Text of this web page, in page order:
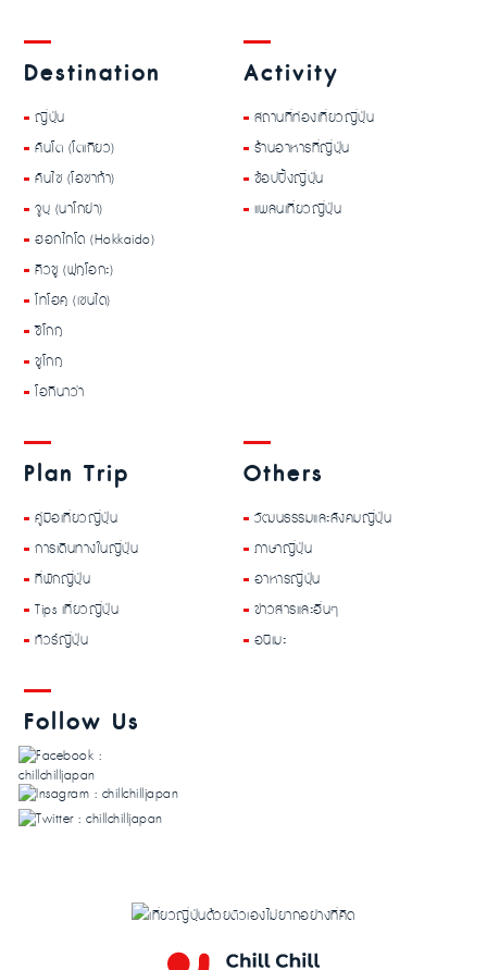
Destination
ญี่ปุ่น
คันโต (โตเกียว)
คันไซ (โอซาก้า)
จูบุ (นาโกย่า)
ฮอกไกโด (Hokkaido)
คิวชู (ฟุกุโอกะ)
โทโฮคุ (เซนได)
ชิโกกุ
ชูโกกุ
โอกินาว่า
Activity
สถานที่ท่องเที่ยวญี่ปุ่น
ร้านอาหารที่ญี่ปุ่น
ช้อปปิ้งญี่ปุ่น
แพลนเที่ยวญี่ปุ่น
Plan Trip
คู่มือเที่ยวญี่ปุ่น
การเดินทางในญี่ปุ่น
ที่พักญี่ปุ่น
Tips เที่ยวญี่ปุ่น
ทัวร์ญี่ปุ่น
Others
วัฒนธรรมและสังคมญี่ปุ่น
ภาษาญี่ปุ่น
อาหารญี่ปุ่น
ข่าวสารและอื่นๆ
อนิเมะ
Follow Us